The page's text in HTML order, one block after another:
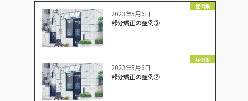
2023年5月6日
症例集
部分矯正の症例③
2023年5月6日
症例集
部分矯正の症例②